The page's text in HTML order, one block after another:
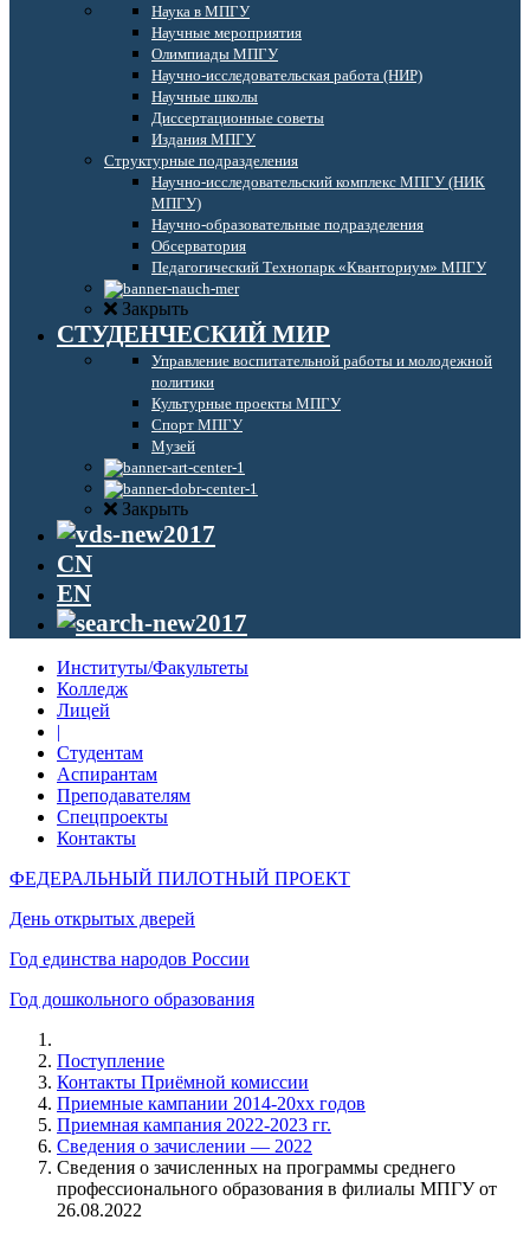
Наука в МПГУ
Научные мероприятия
Олимпиады МПГУ
Научно-исследовательская работа (НИР)
Научные школы
Диссертационные советы
Издания МПГУ
Структурные подразделения
Научно-исследовательский комплекс МПГУ (НИК
МПГУ)
Научно-образовательные подразделения
Обсерватория
Педагогический Технопарк «Кванториум» МПГУ
Закрыть
СТУДЕНЧЕСКИЙ МИР
Управление воспитательной работы и молодежной
политики
Культурные проекты МПГУ
Спорт МПГУ
Музей
Закрыть
CN
EN
Институты/Факультеты
Колледж
Лицей
|
Студентам
Аспирантам
Преподавателям
Спецпроекты
Контакты
ФЕДЕРАЛЬНЫЙ ПИЛОТНЫЙ ПРОЕКТ
День открытых дверей
Год единства народов России
Год дошкольного образования
Поступление
Контакты Приёмной комиссии
Приемные кампании 2014-20xx годов
Приемная кампания 2022-2023 гг.
Сведения о зачислении — 2022
Сведения о зачисленных на программы среднего
профессионального образования в филиалы МПГУ от
26.08.2022